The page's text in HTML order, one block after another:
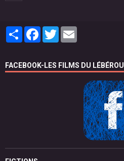
PartagerFacebook
Twitter
FACEBOOK-LES FILMS DU LÉBÉROU